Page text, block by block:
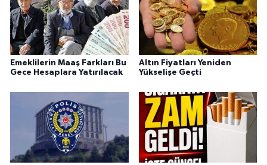
Emeklilerin Maaş Farkları Bu
Gece Hesaplara Yatırılacak
Altın Fiyatları Yeniden
Yükselişe Geçti